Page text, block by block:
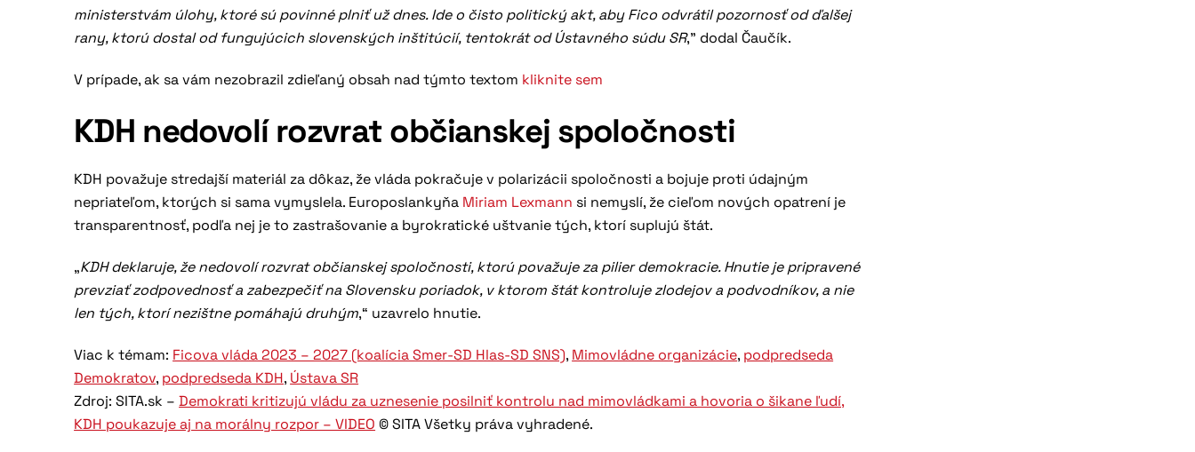
ministerstvám úlohy, ktoré sú povinné plniť už dnes. Ide o čisto politický akt, aby Fico odvrátil pozornosť od ďalšej
rany, ktorú dostal od fungujúcich slovenských inštitúcií, tentokrát od Ústavného súdu SR,” dodal Čaučík.
V prípade, ak sa vám nezobrazil zdieľaný obsah nad týmto textom kliknite sem
KDH nedovolí rozvrat občianskej spoločnosti
KDH považuje stredajší materiál za dôkaz, že vláda pokračuje v polarizácii spoločnosti a bojuje proti údajným
nepriateľom, ktorých si sama vymyslela. Europoslankyňa Miriam Lexmann si nemyslí, že cieľom nových opatrení je
transparentnosť, podľa nej je to zastrašovanie a byrokratické uštvanie tých, ktorí suplujú štát.
„KDH deklaruje, že nedovolí rozvrat občianskej spoločnosti, ktorú považuje za pilier demokracie. Hnutie je pripravené
prevziať zodpovednosť a zabezpečiť na Slovensku poriadok, v ktorom štát kontroluje zlodejov a podvodníkov, a nie
len tých, ktorí nezištne pomáhajú druhým,“ uzavrelo hnutie.
Viac k témam: Ficova vláda 2023 – 2027 (koalícia Smer-SD Hlas-SD SNS), Mimovládne organizácie, podpredseda
Demokratov, podpredseda KDH, Ústava SR
Zdroj: SITA.sk –Demokrati kritizujú vládu za uznesenie posilniť kontrolu nad mimovládkami a hovoria o šikane ľudí,
KDH poukazuje aj na morálny rozpor – VIDEO © SITA Všetky práva vyhradené.